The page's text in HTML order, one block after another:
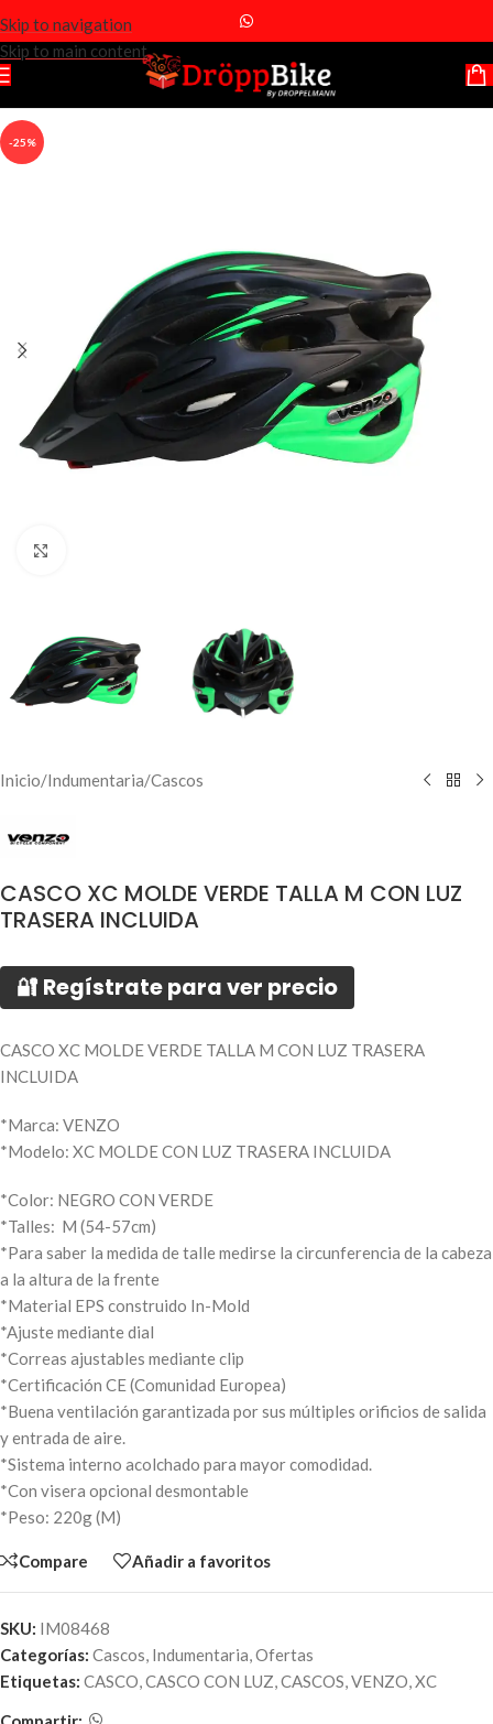
Skip to navigation
Skip to main content
-25%
Inicio/Indumentaria/Cascos
CASCO XC MOLDE VERDE TALLA M CON LUZ
TRASERA INCLUIDA
🔐 Regístrate para ver precio
CASCO XC MOLDE VERDE TALLA M CON LUZ TRASERA
INCLUIDA
*Marca: VENZO
*Modelo: XC MOLDE CON LUZ TRASERA INCLUIDA
*Color: NEGRO CON VERDE
*Talles: M (54-57cm)
*Para saber la medida de talle medirse la circunferencia de la cabeza
a la altura de la frente
*Material EPS construido In-Mold
*Ajuste mediante dial
*Correas ajustables mediante clip
*Certificación CE (Comunidad Europea)
*Buena ventilación garantizada por sus múltiples orificios de salida
y entrada de aire.
*Sistema interno acolchado para mayor comodidad.
*Con visera opcional desmontable
*Peso: 220g (M)
Compare Añadir a favoritos
SKU: IM08468
Categorías: Cascos, Indumentaria,Ofertas
Etiquetas: CASCO,CASCO CON LUZ,CASCOS,VENZO,XC